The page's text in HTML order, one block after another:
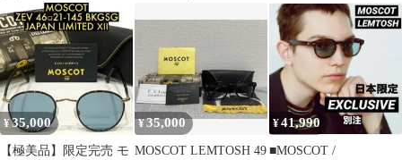
ンフレーム サングラス
アイウェア ブラック ブ
ルーレンズ 46□21-145
メンズ 箱・ケース付き
46 日本限定モデル
¥35,000
【極美品】限定完売 モ
¥35,000
MOSCOT LEMTOSH 49
¥41,990
■MOSCOT /